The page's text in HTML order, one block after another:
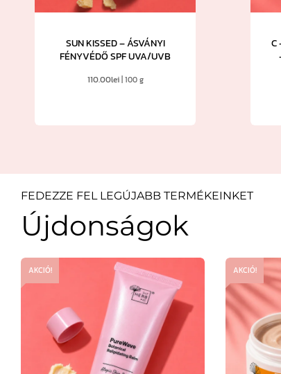
SUN KISSED – ÁSVÁNYI
FÉNYVÉDŐ SPF UVA/UVB
110.00lei | 100 g
C
FEDEZZE FEL LEGÚJABB TERMÉKEINKET
Újdonságok
AKCIÓ! AKCIÓ!